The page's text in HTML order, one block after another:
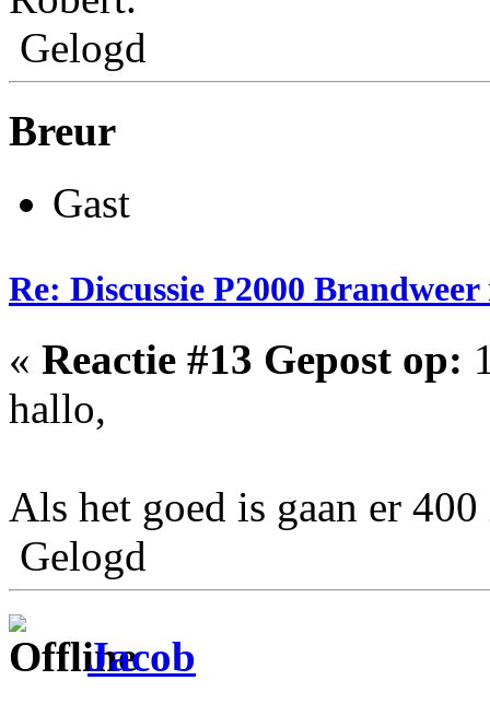
Gelogd
Breur
Gast
Re: Discussie P2000
« Reactie #13 Gepost op:
hallo,
Als het goed is gaan er
Gelogd
Jacob